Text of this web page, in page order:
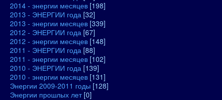
2014 - энергии месяцев [198]
2013 - ЭНЕРГИИ года [32]
2013 - энергии месяцев [339]
2012 - ЭНЕРГИИ года [67]
2012 - энергии месяцев [148]
2011 - ЭНЕРГИИ года [88]
2011 - энергии месяцев [102]
2010 - ЭНЕРГИИ года [139]
2010 - энергии месяцев [131]
Энергии 2009-2011 годы [128]
Энергии прошлых лет [0]